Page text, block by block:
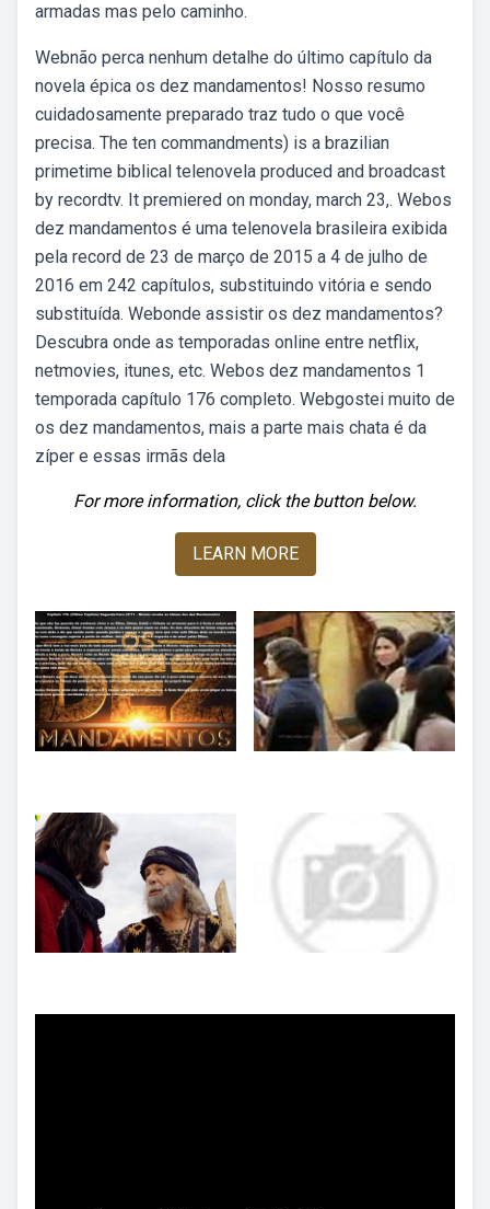
armadas mas pelo caminho.
Webnão perca nenhum detalhe do último capítulo da
novela épica os dez mandamentos! Nosso resumo
cuidadosamente preparado traz tudo o que você
precisa. The ten commandments) is a brazilian
primetime biblical telenovela produced and broadcast
by recordtv. It premiered on monday, march 23,. Webos
dez mandamentos é uma telenovela brasileira exibida
pela record de 23 de março de 2015 a 4 de julho de
2016 em 242 capítulos, substituindo vitória e sendo
substituída. Webonde assistir os dez mandamentos?
Descubra onde as temporadas online entre netflix,
netmovies, itunes, etc. Webos dez mandamentos 1
temporada capítulo 176 completo. Webgostei muito de
os dez mandamentos, mais a parte mais chata é da
zíper e essas irmãs dela
For more information, click the button below.
LEARN MORE